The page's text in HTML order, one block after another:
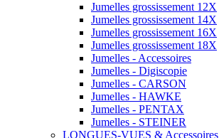
Jumelles grossissement 12X
Jumelles grossissement 14X
Jumelles grossissement 16X
Jumelles grossissement 18X
Jumelles - Accessoires
Jumelles - Digiscopie
Jumelles - CARSON
Jumelles - HAWKE
Jumelles - PENTAX
Jumelles - STEINER
LONGUES-VUES & Accessoires